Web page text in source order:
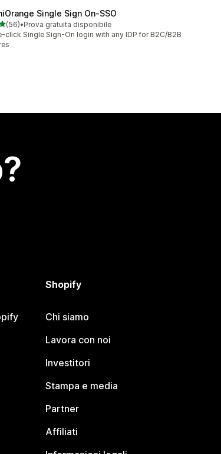
Single Sign On‑SSO
su 5
(56) totali
•Prova gratuita disponibile
click Single Sign-On login with any IDP for B2C/B2B
Shopify
Chi siamo
Lavora con noi
Investitori
Stampa e media
Partner
Affiliati